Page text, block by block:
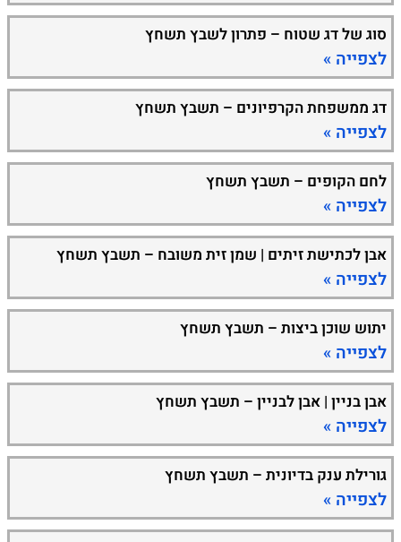
סוג של דג שטוח – פתרון לשבץ תשחץ
לצפייה »
דג ממשפחת הקרפיונים – תשבץ תשחץ
לצפייה »
לחם הקופים – תשבץ תשחץ
לצפייה »
אבן לכתישת זיתים | שמן זית משובח – תשבץ תשחץ
לצפייה »
יתוש שוכן ביצות – תשבץ תשחץ
לצפייה »
אבן בניין | אבן לבניין – תשבץ תשחץ
לצפייה »
גורילת ענק בדיונית – תשבץ תשחץ
לצפייה »